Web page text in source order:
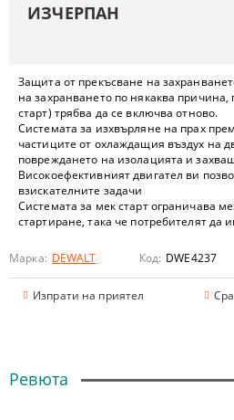
Защита от прекъсване на
на захранването по някаква причина,
старт) трябва да се включва отново.
Системата за изхвърляне на прах
частиците от охлаждащия въздух на
повреждането на изолацията и
Високоефективният двигател ви
взискателните задачи
Системата за мек старт ограничава
стартиране, така че потребителят да
Марка: DEWALT Код: DWE4237
Изпрати на приятел
ИЗЧЕРПАН
Ревюта